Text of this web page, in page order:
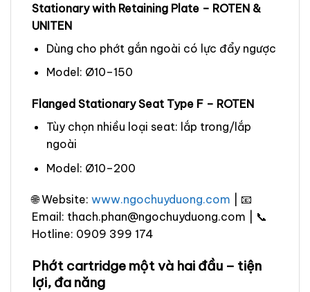
Stationary with Retaining Plate – ROTEN &
UNITEN
Dùng cho phớt gắn ngoài có lực đẩy ngược
Model: Ø10–150
Flanged Stationary Seat Type F – ROTEN
Tùy chọn nhiều loại seat: lắp trong/lắp
ngoài
Model: Ø10–200
🌐 Website: www.ngochuyduong.com | 📧
Email: thach.phan@ngochuyduong.com | 📞
Hotline: 0909 399 174
Phớt cartridge một và hai đầu – tiện
lợi, đa năng